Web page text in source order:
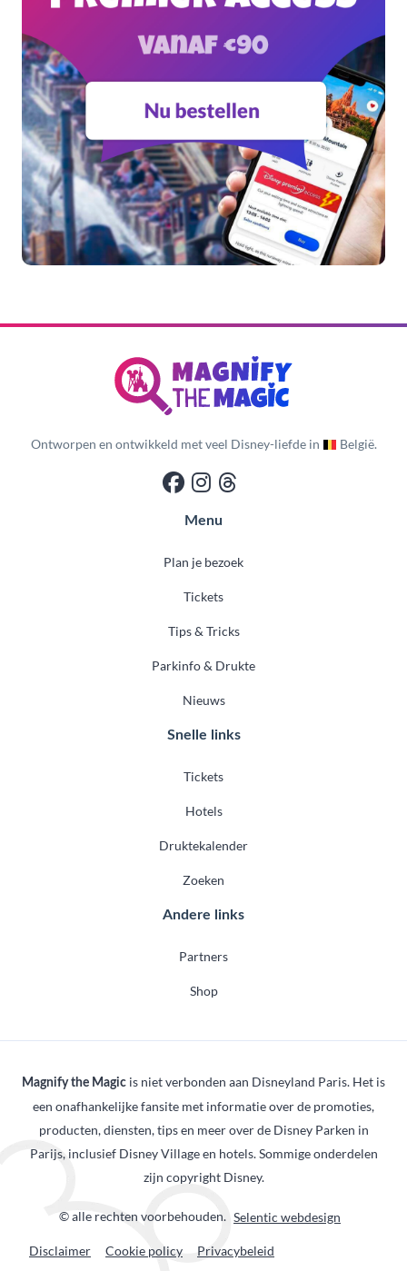
Ontworpen en ontwikkeld met veel Disney-liefde in België.
Menu
Plan je bezoek
Tickets
Tips & Tricks
Parkinfo & Drukte
Nieuws
Snelle links
Tickets
Hotels
Druktekalender
Zoeken
Andere links
Partners
Shop
Magnify the Magic is niet verbonden aan Disneyland Paris. Het is
een onafhankelijke fansite met informatie over de promoties,
producten, diensten, tips en meer over de Disney Parken in
Parijs, inclusief Disney Village en hotels. Sommige onderdelen
zijn copyright Disney.
© alle rechten voorbehouden. Selentic webdesign
Disclaimer Cookie policy Privacybeleid